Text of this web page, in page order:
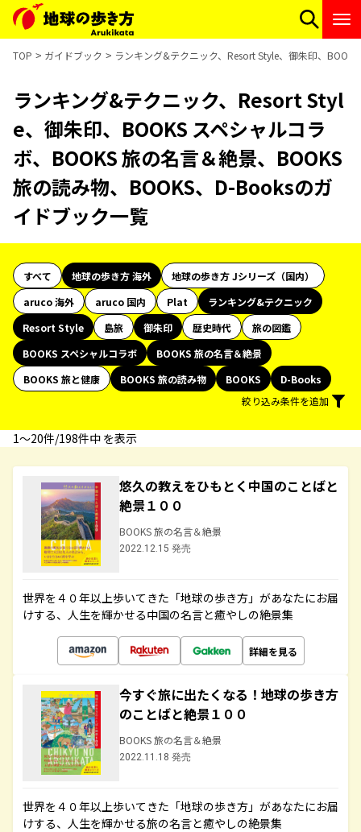
TOP ガイドブック ランキング&テクニック、Resort Style、御朱印、
ランキング&テクニック、Resort Styl
e、御朱印、BOOKS スペシャルコラ
ボ、BOOKS 旅の名言＆絶景、BOOKS
旅の読み物、BOOKS、D-Booksのガ
イドブック一覧
すべて 地球の歩き方 海外
地球の歩き方 Jシリーズ（国内）
aruco 海外
aruco 国内 Plat
ランキング&テクニック
Resort Style
島旅 御朱印 歴史時代
旅の図鑑
BOOKS スペシャルコラボ
BOOKS 旅の名言＆絶景
BOOKS 旅と健康
BOOKS 旅の読み物 BOOKS
D-Books
絞り込み条件を追加
1〜20件/198件中 を表示
悠久の教えをひもとく中国のことばと
絶景１００
BOOKS 旅の名言＆絶景
2022.12.15 発売
世界を４０年以上歩いてきた「地球の歩き方」があなたにお届
けする、人生を輝かせる中国の名言と癒やしの絶景集
詳細を見る
今すぐ旅に出たくなる！地球の歩き方
のことばと絶景１００
BOOKS 旅の名言＆絶景
2022.11.18 発売
世界を４０年以上歩いてきた「地球の歩き方」があなたにお届
けする、人生を輝かせる旅の名言と癒やしの絶景集